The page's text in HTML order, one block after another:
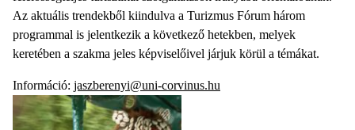
Az aktuális trendekből kiindulva a Turizmus Fórum három
programmal is jelentkezik a következő hetekben, melyek
keretében a szakma jeles képviselőivel járjuk körül a témákat.
Információ: jaszberenyi@uni-corvinus.hu